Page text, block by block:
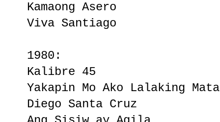
Kamaong Asero
Viva Santiago
1980:
Kalibre 45
Yakapin Mo Ako Lalaking
Diego Santa Cruz